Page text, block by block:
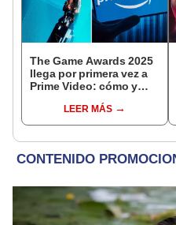
The Game Awards 2025
llega por primera vez a
Prime Video: cómo y
LEER MÁS